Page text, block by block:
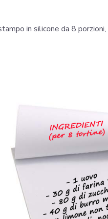
in silicone da 8